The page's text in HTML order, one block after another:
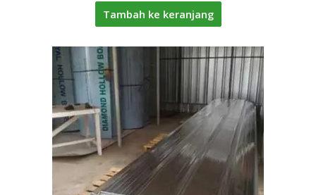
Tambah ke keranjang